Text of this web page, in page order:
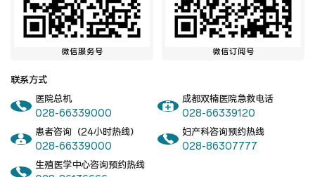
微信服务号 微信订阅号
联系方式
医院总机
028-66339000
成都双楠医院急救电话
028-66339120
患者咨询（24小时热线）
028-66339000
妇产科咨询预约热线
028-86307777
生殖医学中心咨询预约热线